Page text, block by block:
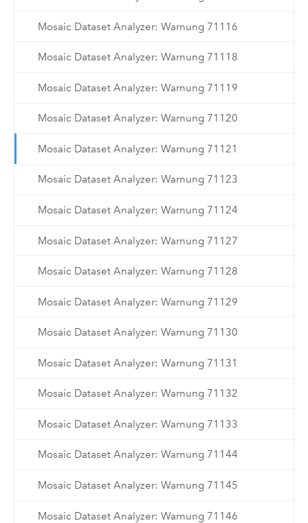
Mosaic Dataset Analyzer: Warnung 71116
Mosaic Dataset Analyzer: Warnung 71118
Mosaic Dataset Analyzer: Warnung 71119
Mosaic Dataset Analyzer: Warnung 71120
Mosaic Dataset Analyzer: Warnung 71121
Mosaic Dataset Analyzer: Warnung 71123
Mosaic Dataset Analyzer: Warnung 71124
Mosaic Dataset Analyzer: Warnung 71127
Mosaic Dataset Analyzer: Warnung 71128
Mosaic Dataset Analyzer: Warnung 71129
Mosaic Dataset Analyzer: Warnung 71130
Mosaic Dataset Analyzer: Warnung 71131
Mosaic Dataset Analyzer: Warnung 71132
Mosaic Dataset Analyzer: Warnung 71133
Mosaic Dataset Analyzer: Warnung 71144
Mosaic Dataset Analyzer: Warnung 71145
Mosaic Dataset Analyzer: Warnung 71146